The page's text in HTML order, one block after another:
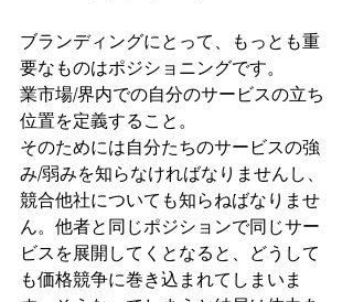
ブランディングにとって、もっとも重
要なものはポジショニングです。
業市場/界内での自分のサービスの立ち
位置を定義すること。
そのためには自分たちのサービスの強
み/弱みを知らなければなりませんし、
競合他社についても知らねばなりませ
ん。他者と同じポジションで同じサー
ビスを展開してくとなると、どうして
も価格競争に巻き込まれてしまいま